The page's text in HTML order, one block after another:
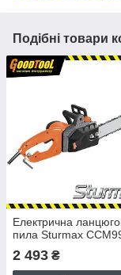
Подібні товари
Електрична
пила Sturmax
2 493 ₴